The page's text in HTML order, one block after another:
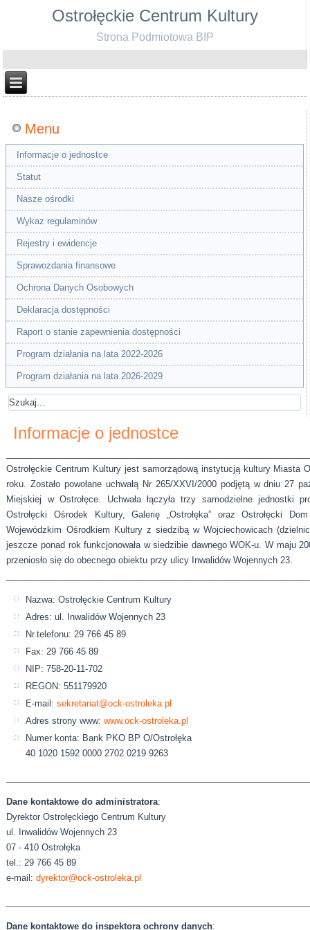
Ostrołęckie Centrum Kultury
Strona Podmiotowa BIP
Menu
Informacje o jednostce
Statut
Nasze ośrodki
Wykaz regulaminów
Rejestry i ewidencje
Sprawozdania finansowe
Ochrona Danych Osobowych
Deklaracja dostępności
Raport o stanie zapewnienia dostępności
Program działania na lata 2022-2026
Program działania na lata 2026-2029
Informacje o jednostce
Ostrołęckie Centrum Kultury jest samorządową instytucją kultury Miasta
roku. Zostało powołane uchwałą Nr 265/XXVI/2000 podjętą w dniu 27
Miejskiej w Ostrołęce. Uchwała łączyła trzy samodzielne jednostki
Ostrołęcki Ośrodek Kultury, Galerię „Ostrołęka” oraz Ostrołęcki
Wojewódzkim Ośrodkiem Kultury z siedzibą w Wojciechowicach
jeszcze ponad rok funkcjonowała w siedzibie dawnego WOK-u. W maju
przeniosło się do obecnego obiektu przy ulicy Inwalidów Wojennych 23.
Nazwa: Ostrołęckie Centrum Kultury
Adres: ul. Inwalidów Wojennych 23
Nr.telefonu: 29 766 45 89
Fax: 29 766 45 89
NIP: 758-20-11-702
REGON: 551179920
E-mail:sekretariat@ock-ostroleka.pl
Adres strony www:www.ock-ostroleka.pl
Numer konta: Bank PKO BP O/Ostrołęka
40 1020 1592 0000 2702 0219 9263
Dane kontaktowe do administratora:
Dyrektor Ostrołęckiego Centrum Kultury
ul. Inwalidów Wojennych 23
07 - 410 Ostrołęka
tel.: 29 766 45 89
e-mail:dyrektor@ock-ostroleka.pl
Dane kontaktowe do inspektora ochrony danych: